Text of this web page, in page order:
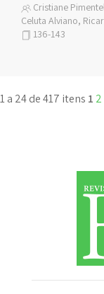
Cristiane
Celuta Alviano,
136-143
1 a 24 de 417 itens 1 2